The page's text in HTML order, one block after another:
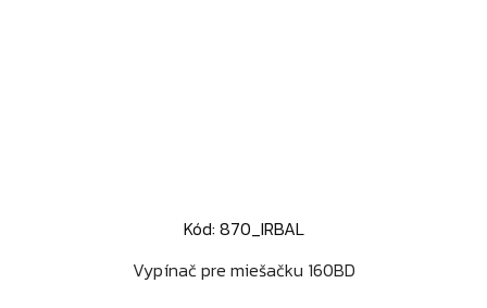
Kód: 870_IRBAL
Vypínač pre miešačku 160BD